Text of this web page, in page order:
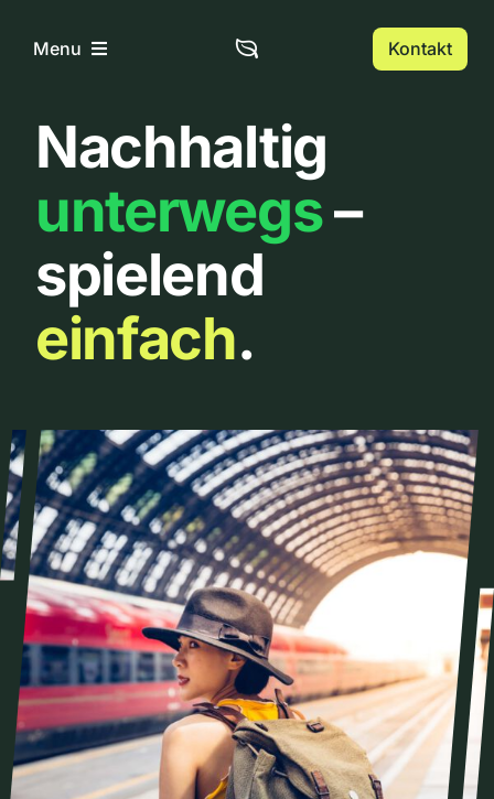
InhaltMenu
Home
Über uns
Urbanlist
Kontakt
Nachhaltig
unterwegs–
spielend
einfach.